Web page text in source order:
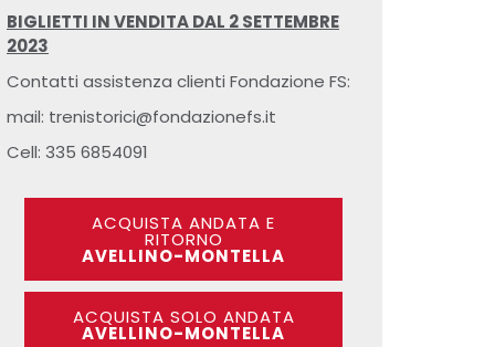
BIGLIETTI IN VENDITA DAL 2 SETTEMBRE
2023
Contatti assistenza clienti Fondazione FS:
mail: trenistorici@fondazionefs.it
Cell: 335 6854091
ACQUISTA ANDATA E
RITORNO
AVELLINO-MONTELLA
ACQUISTA SOLO ANDATA
AVELLINO-MONTELLA